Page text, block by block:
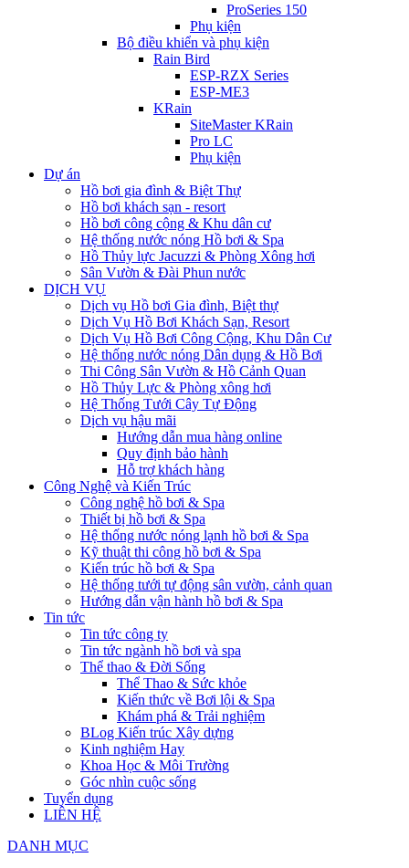
ProSeries 150
Phụ kiện
Bộ điều khiển và phụ kiện
Rain Bird
ESP-RZX Series
ESP-ME3
KRain
SiteMaster KRain
Pro LC
Phụ kiện
Dự án
Hồ bơi gia đình & Biệt Thự
Hồ bơi khách sạn - resort
Hồ bơi công cộng & Khu dân cư
Hệ thống nước nóng Hồ bơi & Spa
Hồ Thủy lực Jacuzzi & Phòng Xông hơi
Sân Vườn & Đài Phun nước
DỊCH VỤ
Dịch vụ Hồ bơi Gia đình, Biệt thự
Dịch Vụ Hồ Bơi Khách Sạn, Resort
Dịch Vụ Hồ Bơi Công Cộng, Khu Dân Cư
Hệ thống nước nóng Dân dụng & Hồ Bơi
Thi Công Sân Vườn & Hồ Cảnh Quan
Hồ Thủy Lực & Phòng xông hơi
Hệ Thống Tưới Cây Tự Động
Dịch vụ hậu mãi
Hướng dẫn mua hàng online
Quy định bảo hành
Hỗ trợ khách hàng
Công Nghệ và Kiến Trúc
Công nghệ hồ bơi & Spa
Thiết bị hồ bơi & Spa
Hệ thống nước nóng lạnh hồ bơi & Spa
Kỹ thuật thi công hồ bơi & Spa
Kiến trúc hồ bơi & Spa
Hệ thống tưới tự động sân vườn, cảnh quan
Hướng dẫn vận hành hồ bơi & Spa
Tin tức
Tin tức công ty
Tin tức ngành hồ bơi và spa
Thể thao & Đời Sống
Thể Thao & Sức khỏe
Kiến thức về Bơi lội & Spa
Khám phá & Trải nghiệm
BLog Kiến trúc Xây dựng
Kinh nghiệm Hay
Khoa Học & Môi Trường
Góc nhìn cuộc sống
Tuyển dụng
LIÊN HỆ
DANH MỤC